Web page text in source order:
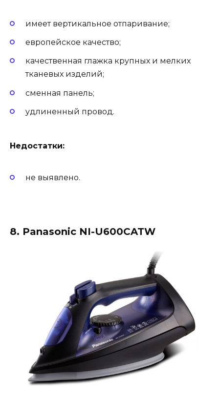
имеет вертикальное отпаривание;
европейское качество;
качественная глажка крупных и мелких
тканевых изделий;
сменная панель;
удлиненный провод.
Недостатки:
не выявлено.
8. Panasonic NI-U600CATW